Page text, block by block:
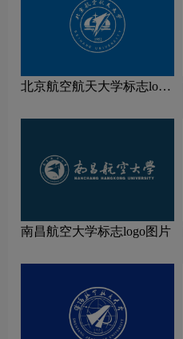
北京航空航天大学标志logo
南昌航空大学标志logo图片